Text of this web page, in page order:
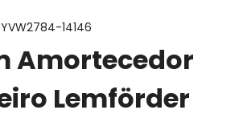
14146
Amortecedor
Lemförder